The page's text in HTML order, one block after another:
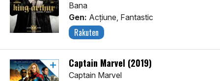
Bana
Gen: Acţiune, Fantastic
Rakuten
Captain Marvel (2019)
Captain Marvel